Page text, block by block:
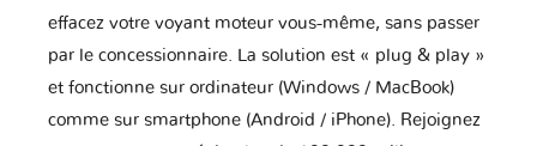
effacez votre voyant moteur vous-même, sans passer
par le concessionnaire. La solution est « plug & play »
et fonctionne sur ordinateur (Windows / MacBook)
comme sur smartphone (Android / iPhone). Rejoignez